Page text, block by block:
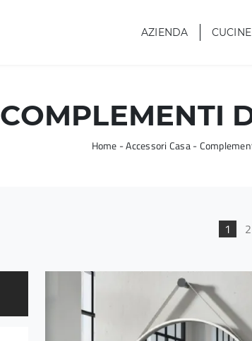
AZIENDA CUCINE
COMPLEMENTI
Home -Accessori Casa-
1 2